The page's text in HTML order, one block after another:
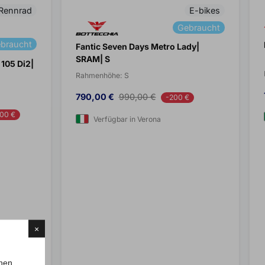
×
Di2|
€
E-bikes
Gebraucht
Fantic Seven Days Metro Lady|
SRAM| S
Rahmenhöhe: S
Preis
790,00 € Verkaufspreis
990,00 € -200 €
Verfügbar in Verona